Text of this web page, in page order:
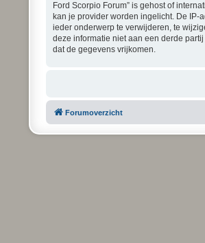
Ford Scorpio Forum” is gehost of
kan je provider worden ingelicht. De IP-
ieder onderwerp te verwijderen, te
deze informatie niet aan een derde
dat de gegevens vrijkomen.
Forumoverzicht